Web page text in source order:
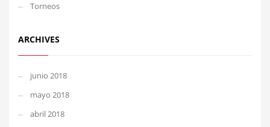
Torneos
ARCHIVES
junio 2018
mayo 2018
abril 2018